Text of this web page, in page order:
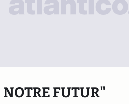
FUTUR"